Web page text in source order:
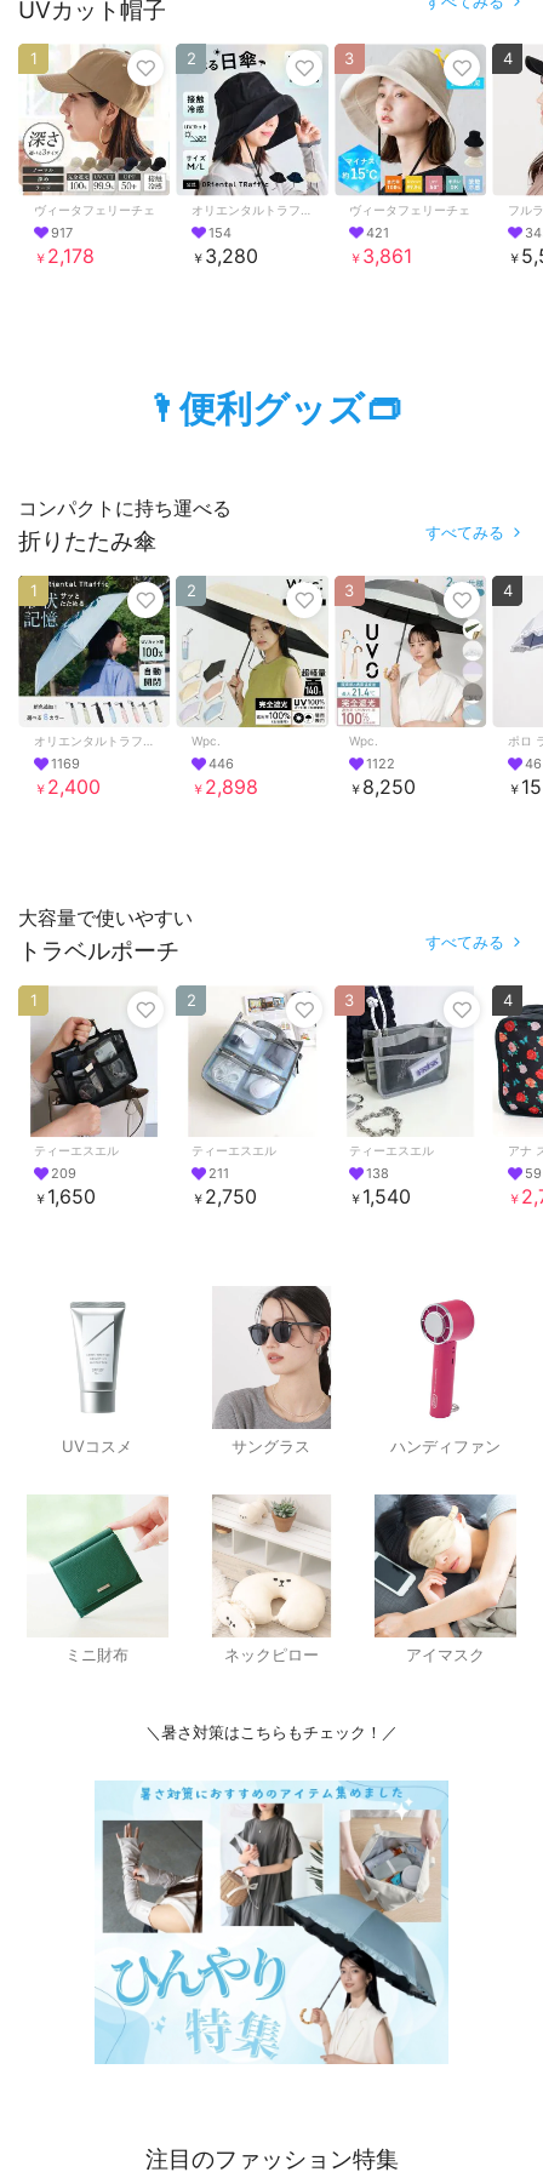
UVカット帽子
ヴィータフェリーチェ
917
￥ 2,178
1
154
￥ 3,280
2
ヴィータフェリーチェ
421
￥ 3,861
3
フルラ
￥
4
🌂便利グッズ👝
コンパクトに持ち運べる
折りたたみ傘 すべてみる
1169
￥ 2,400
1
Wpc.
446
￥ 2,898
2
Wpc.
1122
￥ 8,250
3
ポロ
46
￥
4
大容量で使いやすい
トラベルポーチ すべてみる
ティーエスエル
209
￥ 1,650
1
ティーエスエル
211
￥ 2,750
2
ティーエスエル
138
￥ 1,540
3
アナ
59
￥
4
UVコスメ サングラス ハンディファン
ミニ財布 ネックピロー アイマスク
＼暑さ対策はこちらもチェック！／
注目のファッション特集